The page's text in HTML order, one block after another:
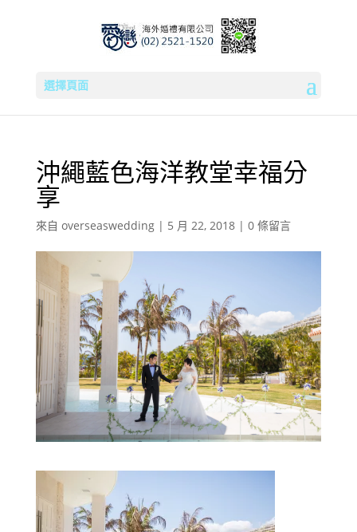
選擇頁面
沖繩藍色海洋教堂幸福分
享
來自 overseaswedding| 5 月 22, 2018| 0 條留言